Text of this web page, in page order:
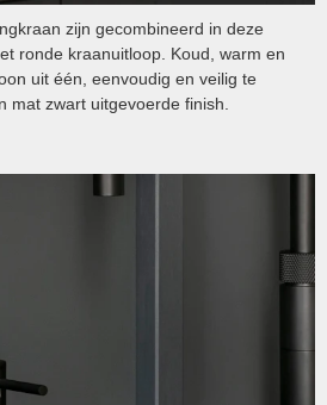
zijn gecombineerd in deze
ronde kraanuitloop. Koud, warm en
uit één, eenvoudig en veilig te
mat zwart uitgevoerde finish.